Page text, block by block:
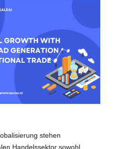
stehen
Handelssektor sowohl